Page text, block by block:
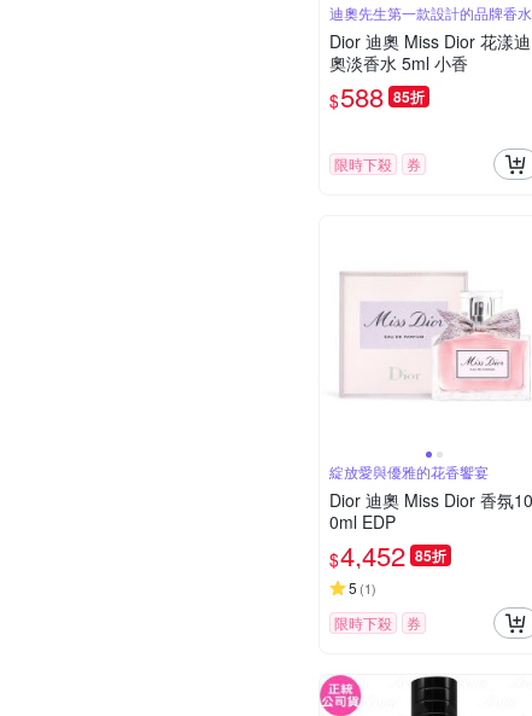
迪奧先生第一款設計的品牌香水
Dior 迪奧 Miss Dior 花漾迪
奧淡香水 5ml 小香
$588 85折
限時下殺 券
綻放愛與優雅的花香饗宴
Dior 迪奧 Miss Dior 香氛10
0ml EDP
$4,452 85折
5 (1)
限時下殺 券